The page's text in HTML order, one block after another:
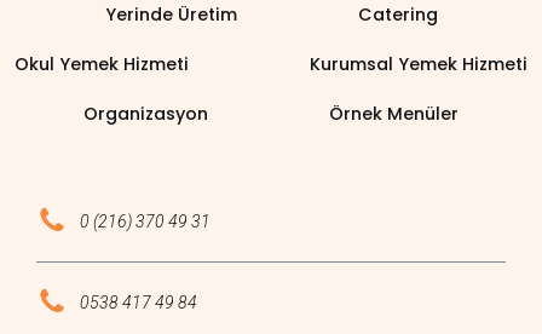
Yerinde Üretim Catering
Okul Yemek Hizmeti Kurumsal Yemek Hizmeti
Organizasyon Örnek Menüler
0 (216) 370 49 31
0538 417 49 84